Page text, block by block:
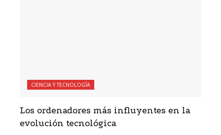
CIENCIA Y TECNOLOGÍA
Los ordenadores más influyentes en la
evolución tecnológica